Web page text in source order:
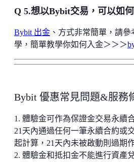
Q 5.想以Bybit交易，可以如
Bybit 出金 、方式非常簡單，請
學，簡單教學你如何入金＞＞＞
Bybit 優惠常見問題&服務
1. 體驗金可作為保證金交易永續
21天內通過任何一筆永續合約或
起計算，21天內未被啟動則過期
2. 體驗金和抵扣金不能進行資